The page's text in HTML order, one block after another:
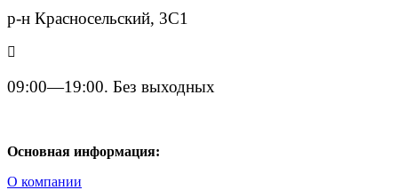
р-н Красносельский, 3С1
09:00—19:00. Без выходных
Основная информация:
О компании